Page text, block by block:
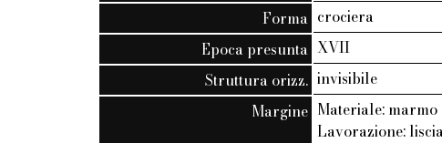
Forma crociera
Epoca presunta XVII
Struttura orizz. invisibile
Margine Materiale: marmo
Lavorazione: